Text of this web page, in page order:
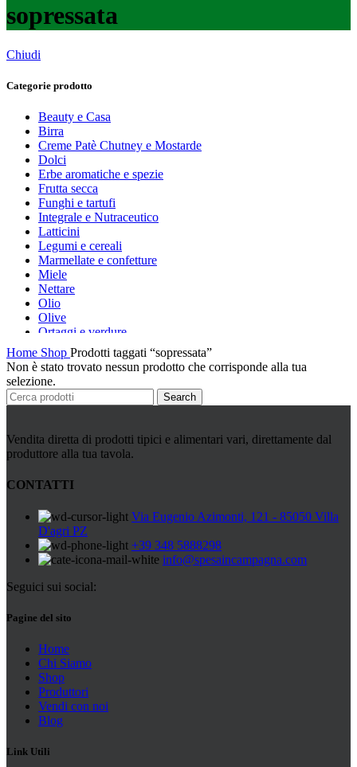
sopressata
Chiudi
Categorie prodotto
Beauty e Casa
Birra
Creme Patè Chutney e Mostarde
Dolci
Erbe aromatiche e spezie
Frutta secca
Funghi e tartufi
Integrale e Nutraceutico
Latticini
Legumi e cereali
Marmellate e confetture
Miele
Nettare
Olio
Olive
Ortaggi e verdure
Pasta, farine e pangrattato
Peperoncino
Peperoni Cruschi
Prodotti da forno
Rafano
Sott’oli e conserve
Sughi pronti e passate
Tisane
Vino e liquori
Zuppe secche e pronte
Home Shop Prodotti taggati “sopressata”
Non è stato trovato nessun prodotto che corrisponde alla tua
selezione.
Search
Vendita diretta di prodotti tipici e alimentari vari, direttamente dal
produttore alla tua tavola.
CONTATTI
Via Eugenio Azimonti, 121 - 85050 Villa
D'agri PZ
+39 348 5888298
info@spesaincampagna.com
Seguici sui social:
Pagine del sito
Home
Chi Siamo
Shop
Produttori
Vendi con noi
Blog
Link Utili